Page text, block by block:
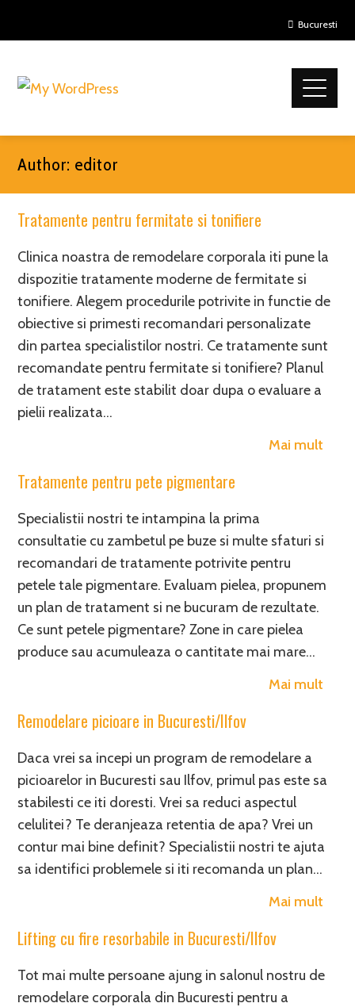
Bucuresti
Author: editor
Tratamente pentru fermitate si tonifiere
Clinica noastra de remodelare corporala iti pune la
dispozitie tratamente moderne de fermitate si
tonifiere. Alegem procedurile potrivite in functie de
obiective si primesti recomandari personalizate
din partea specialistilor nostri. Ce tratamente sunt
recomandate pentru fermitate si tonifiere? Planul
de tratament este stabilit doar dupa o evaluare a
pielii realizata…
Mai mult
Tratamente pentru pete pigmentare
Specialistii nostri te intampina la prima
consultatie cu zambetul pe buze si multe sfaturi si
recomandari de tratamente potrivite pentru
petele tale pigmentare. Evaluam pielea, propunem
un plan de tratament si ne bucuram de rezultate.
Ce sunt petele pigmentare? Zone in care pielea
produce sau acumuleaza o cantitate mai mare…
Mai mult
Remodelare picioare in Bucuresti/Ilfov
Daca vrei sa incepi un program de remodelare a
picioarelor in Bucuresti sau Ilfov, primul pas este sa
stabilesti ce iti doresti. Vrei sa reduci aspectul
celulitei? Te deranjeaza retentia de apa? Vrei un
contur mai bine definit? Specialistii nostri te ajuta
sa identifici problemele si iti recomanda un plan…
Mai mult
Lifting cu fire resorbabile in Bucuresti/Ilfov
Tot mai multe persoane ajung in salonul nostru de
remodelare corporala din Bucuresti pentru a